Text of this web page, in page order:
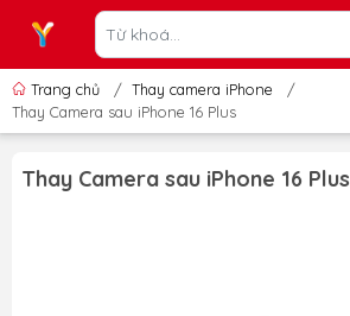
Trang chủ / Thay camera iPhone
/
Thay Camera sau iPhone 16 Plus
Thay Camera sau iPhone 16 Plus